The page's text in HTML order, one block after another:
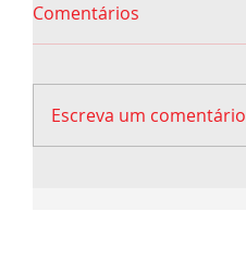
Comentários
Escreva um comentário